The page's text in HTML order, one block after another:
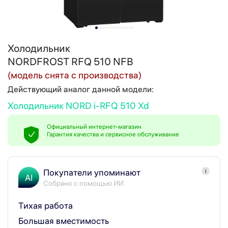
Холодильник
NORDFROST RFQ 510 NFB
(модель снята с производства)
Действующий аналог данной модели:
Холодильник NORD i-RFQ 510 Xd
Официальный интернет-магазин
Гарантия качества и сервисное обслуживание
AI Покупатели упоминают
Собрано с помощью ИИ
i
Тихая работа
Большая вместимость